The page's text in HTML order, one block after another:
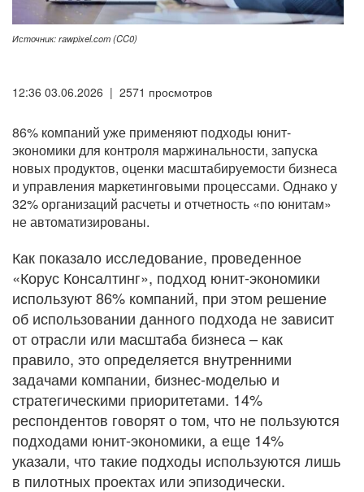
Источник: rawpixel.com (CC0)
12:36 03.06.2026 | 2571 просмотров
86% компаний уже применяют подходы юнит-
экономики для контроля маржинальности, запуска
новых продуктов, оценки масштабируемости бизнеса
и управления маркетинговыми процессами. Однако у
32% организаций расчеты и отчетность «по юнитам»
не автоматизированы.
Как показало исследование, проведенное
«Корус Консалтинг», подход юнит-экономики
используют 86% компаний, при этом решение
об использовании данного подхода не зависит
от отрасли или масштаба бизнеса – как
правило, это определяется внутренними
задачами компании, бизнес-моделью и
стратегическими приоритетами. 14%
респондентов говорят о том, что не пользуются
подходами юнит-экономики, а еще 14%
указали, что такие подходы используются лишь
в пилотных проектах или эпизодически.